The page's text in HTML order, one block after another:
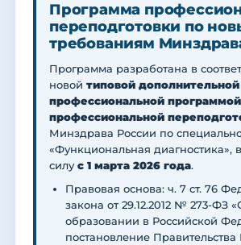
Программа
переподготовки по
требованиям
Программа разработана в
новой типовой дополнительной
профессиональной программой
профессиональной
Минздрава России по
«Функциональная диагностика»,
силус 1 марта 2026 года.
Правовая основа: ч. 7 ст. 76
закона от 29.12.2012 № 273-ФЗ
образовании в Российской
постановление Правительства